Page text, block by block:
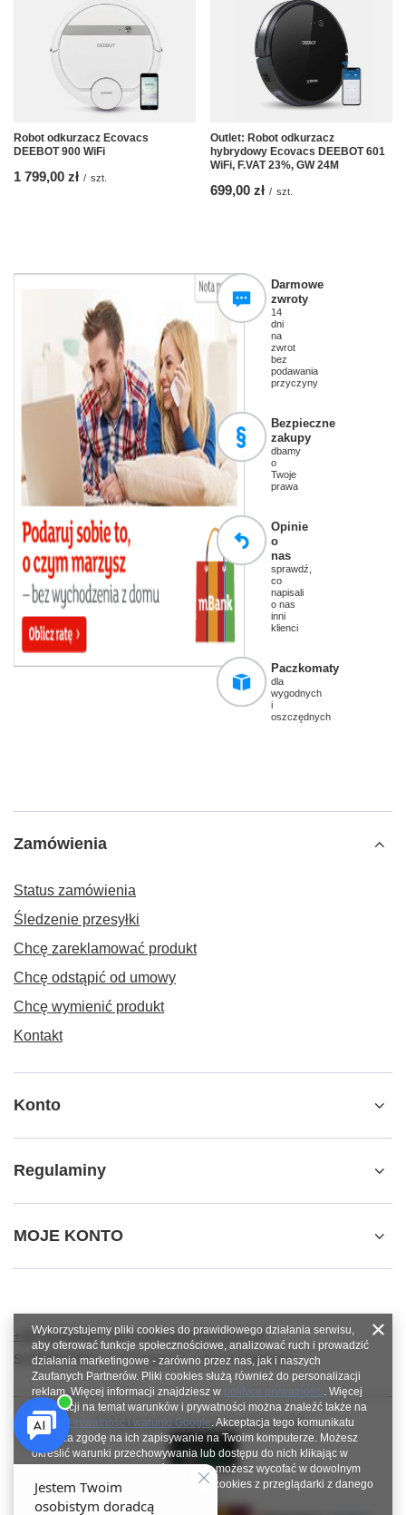
Robot odkurzacz Ecovacs
DEEBOT 900 WiFi
1 799,00 zł / szt.
Outlet: Robot odkurzacz
hybrydowy Ecovacs DEEBOT 601
WiFi, F.VAT 23%, GW 24M
699,00 zł / szt.
Darmowe
zwroty
14
dni
na
zwrot
bez
podawania
przyczyny
Bezpieczne
zakupy
dbamy
o
Twoje
prawa
Opinie
o
nas
sprawdź,
co
napisali
o nas
inni
klienci
Paczkomaty
dla
wygodnych
i
oszczędnych
Zamówienia
Status zamówienia
Śledzenie przesyłki
Chcę zareklamować produkt
Chcę odstąpić od umowy
Chcę wymienić produkt
Kontakt
Konto
Regulaminy
MOJE KONTO
+48784966809
info.robotshops@gmail.com
SUPERROBOT,ul. Parkowa 27,64-117Gołanice
W sklepie prezentujemy ceny brutto (z VAT).
Wykorzystujemy pliki cookies do prawidłowego działania serwisu,
aby oferować funkcje społecznościowe, analizować ruch i prowadzić
działania marketingowe - zarówno przez nas, jak i naszych
Zaufanych Partnerów. Pliki cookies służą również do personalizacji
reklam. Więcej informacji znajdziesz w polityce prywatności. Więcej
informacji na temat warunków i prywatności można znaleźć także na
stronie Prywatność i warunki Google. Akceptacja tego komunikatu
oznacza zgodę na ich zapisywanie na Twoim komputerze. Możesz
określić warunki przechowywania lub dostępu do nich klikając w
zakładkę „Konfiguracja zgód”. Zgodę możesz wycofać w dowolnym
momencie poprzez usunięcie plików cookies z przeglądarki z danego
urządzenia końcowego.